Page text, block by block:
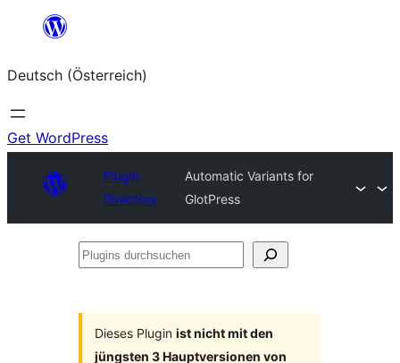
springen
Deutsch (Österreich)
Get WordPress
Plugin
Directory
Automatic Variants for
GlotPress
Plugins
Dieses Plugin ist nicht mit den
jüngsten 3 Hauptversionen von